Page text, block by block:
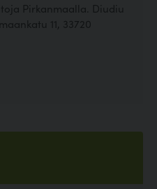
Pirkanmaalla. Diudiu
11, 33720